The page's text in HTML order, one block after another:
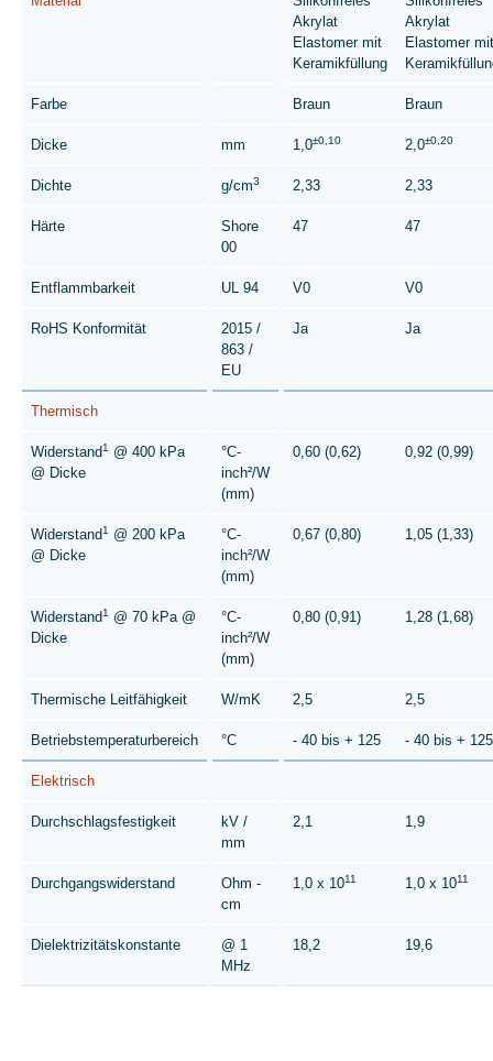
Akrylat
Elastomer mit
Keramikfüllung
Akrylat
Elastomer mit
Farbe Braun Braun
Dicke mm 1,0±0,10 2,0±0,20
Dichte g/cm3 2,33 2,33
Härte
Shore
00
47 47
Entflammbarkeit UL 94 V0 V0
RoHS Konformität
2015 /
863 /
EU
Ja Ja
Thermisch
Widerstand1
@ 400 kPa
@ Dicke
°C-
inch²/W
(mm)
0,60 (0,62) 0,92 (0,99)
Widerstand1
@ 200 kPa
@ Dicke
°C-
inch²/W
(mm)
0,67 (0,80) 1,05 (1,33)
Widerstand1
@ 70 kPa @
Dicke
°C-
inch²/W
(mm)
0,80 (0,91) 1,28 (1,68)
Thermische Leitfähigkeit W/mK 2,5 2,5
Betriebstemperaturbereich °C - 40 bis + 125 - 40 bis + 125
Elektrisch
Durchschlagsfestigkeit
kV /
mm
2,1 1,9
Durchgangswiderstand
Ohm -
cm
1,0 x 1011 1,0 x 1011
Dielektrizitätskonstante
@ 1
MHz
18,2 19,6